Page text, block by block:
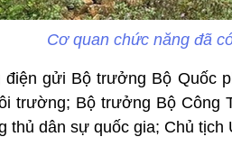
Cơ quan chức năng đã
điện gửi Bộ trưởng Bộ Quốc
trường; Bộ trưởng Bộ Công
thủ dân sự quốc gia; Chủ tịch